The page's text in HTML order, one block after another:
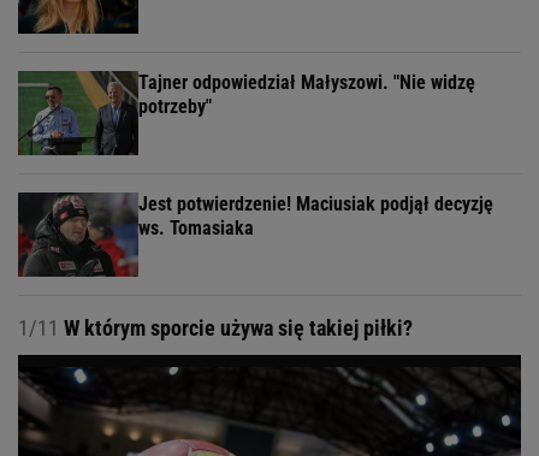
Tajner odpowiedział Małyszowi. "Nie widzę
potrzeby"
Jest potwierdzenie! Maciusiak podjął decyzję
ws. Tomasiaka
1/11 W którym sporcie używa się takiej piłki?